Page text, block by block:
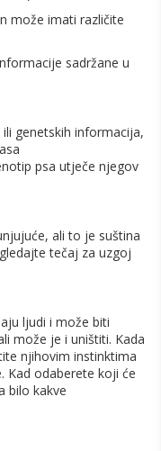
može imati različite
sadržane u
genetskih informacija,
psa utječe njegov
ali to je suština
tečaj za uzgoj
ljudi i može biti
može je i uništiti. Kada
njihovim instinktima
Kad odaberete koji će
bilo kakve